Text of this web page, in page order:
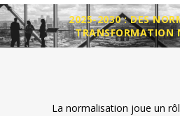
2025-2030 : DES
TRANSFORMATION
La normalisation joue un